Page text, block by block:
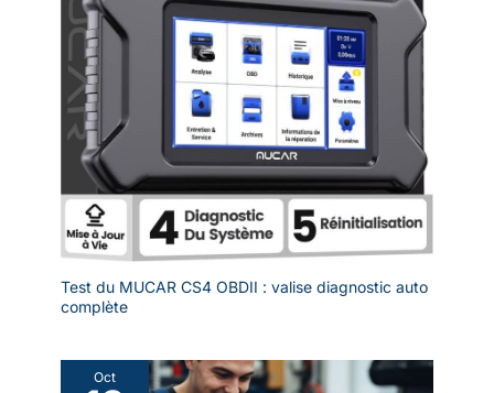
Test du MUCAR CS4 OBDII : valise diagnostic auto
complète
Oct